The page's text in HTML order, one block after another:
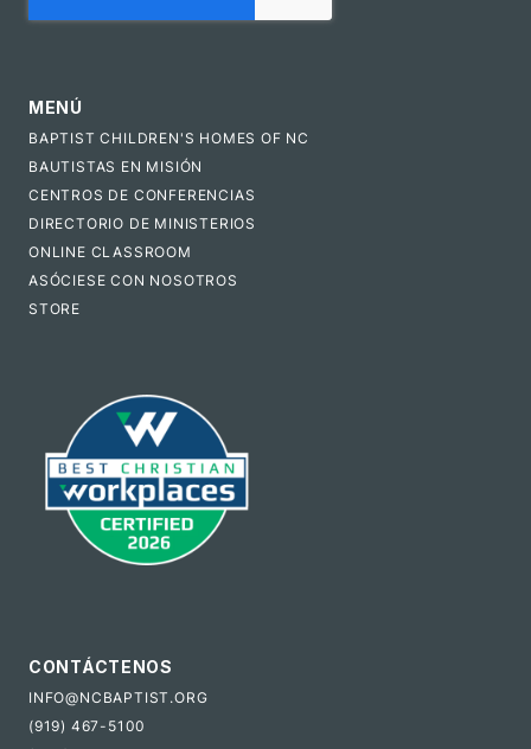
MENÚ
BAPTIST CHILDREN'S HOMES OF NC
BAUTISTAS EN MISIÓN
CENTROS DE CONFERENCIAS
DIRECTORIO DE MINISTERIOS
ONLINE CLASSROOM
ASÓCIESE CON NOSOTROS
STORE
CONTÁCTENOS
INFO@NCBAPTIST.ORG
(919) 467-5100